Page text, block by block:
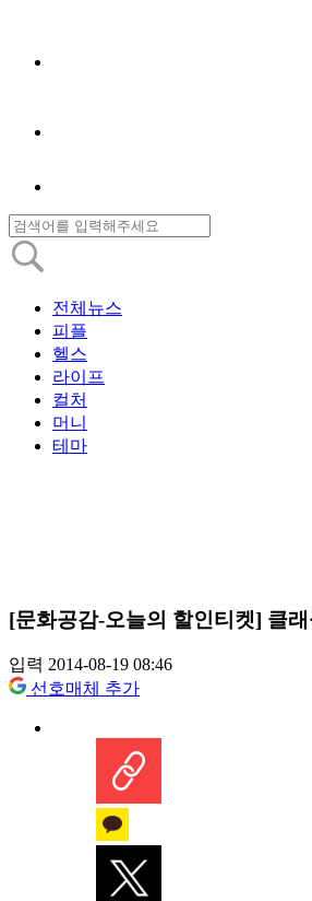
전체뉴스
피플
헬스
라이프
컬처
머니
테마
[문화공감-오늘의 할인티켓] 클
입력 2014-08-19 08:46
선호매체 추가